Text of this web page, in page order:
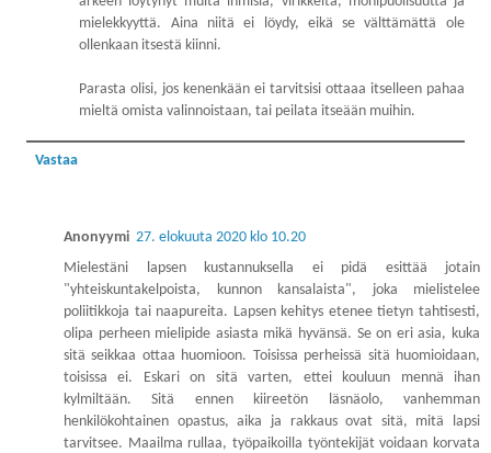
mielekkyyttä. Aina niitä ei löydy, eikä se välttämättä ole
ollenkaan itsestä kiinni.
Parasta olisi, jos kenenkään ei tarvitsisi ottaaa itselleen pahaa
mieltä omista valinnoistaan, tai peilata itseään muihin.
Vastaa
Anonyymi 27. elokuuta 2020 klo 10.20
Mielestäni lapsen kustannuksella ei pidä esittää jotain
"yhteiskuntakelpoista, kunnon kansalaista", joka mielistelee
poliitikkoja tai naapureita. Lapsen kehitys etenee tietyn tahtisesti,
olipa perheen mielipide asiasta mikä hyvänsä. Se on eri asia, kuka
sitä seikkaa ottaa huomioon. Toisissa perheissä sitä huomioidaan,
toisissa ei. Eskari on sitä varten, ettei kouluun mennä ihan
kylmiltään. Sitä ennen kiireetön läsnäolo, vanhemman
henkilökohtainen opastus, aika ja rakkaus ovat sitä, mitä lapsi
tarvitsee. Maailma rullaa, työpaikoilla työntekijät voidaan korvata